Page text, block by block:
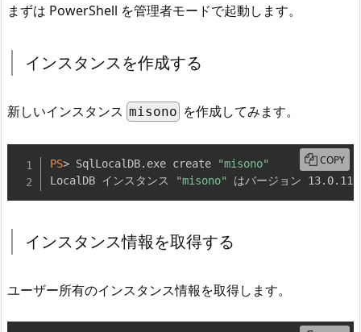
まずは PowerShell を管理者モードで起動します。
インスタンスを作成する
新しいインスタンス misono を作成してみます。
PS> SqlLocalDB. exe create
"misono"
LocalDB インスタンス
"misono" はバージョン 13. 0.
COPY
インスタンス情報を取得する
ユーザー所有のインスタンス情報を取得します。